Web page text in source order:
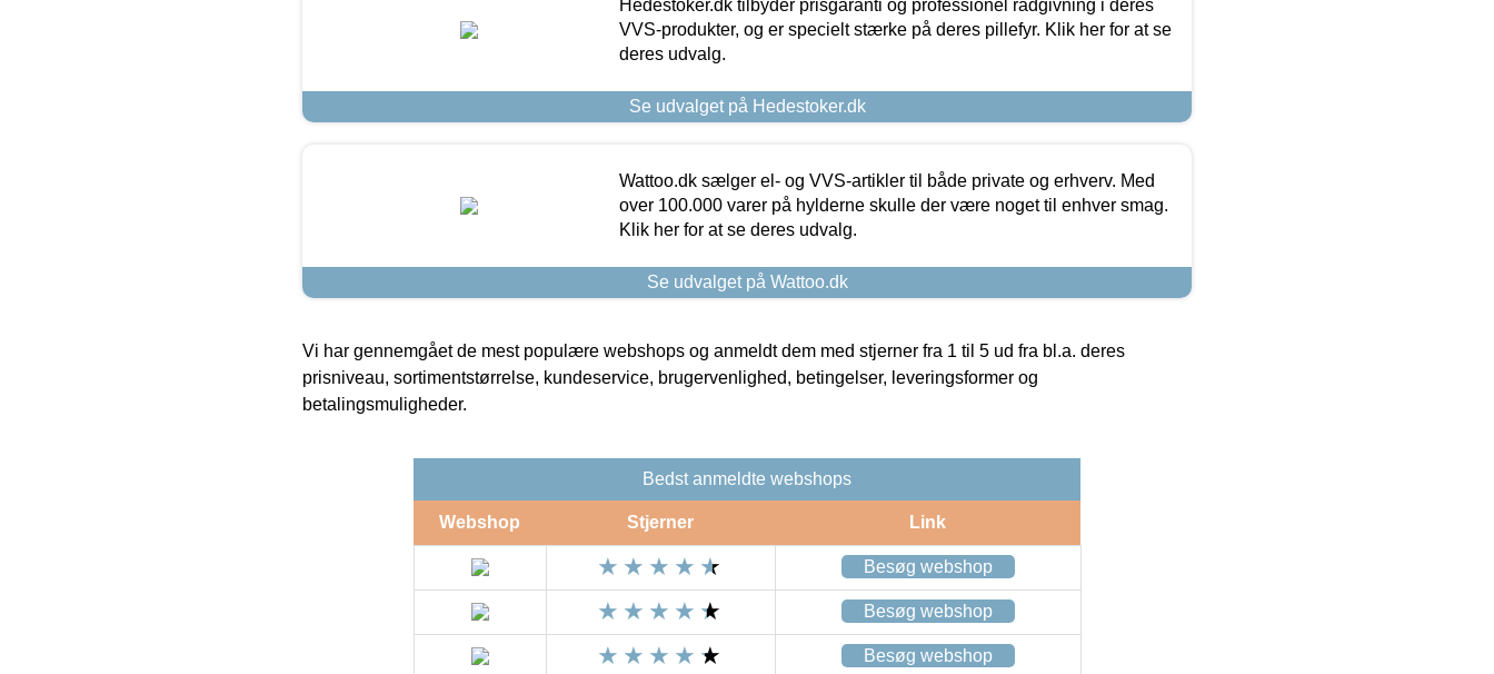
Hedestoker.dk tilbyder prisgaranti og professionel rådgivning i deres
VVS-produkter, og er specielt stærke på deres pillefyr. Klik her for at se
deres udvalg.
Se udvalget på Hedestoker.dk
Wattoo.dk sælger el- og VVS-artikler til både private og erhverv. Med
over 100.000 varer på hylderne skulle der være noget til enhver smag.
Klik her for at se deres udvalg.
Se udvalget på Wattoo.dk
Vi har gennemgået de mest populære webshops og anmeldt dem med stjerner fra 1 til 5 ud fra bl.a. deres
prisniveau, sortimentstørrelse, kundeservice, brugervenlighed, betingelser, leveringsformer og
betalingsmuligheder.
Bedst anmeldte webshops
Webshop Stjerner Link
Besøg webshop
Besøg webshop
Besøg webshop